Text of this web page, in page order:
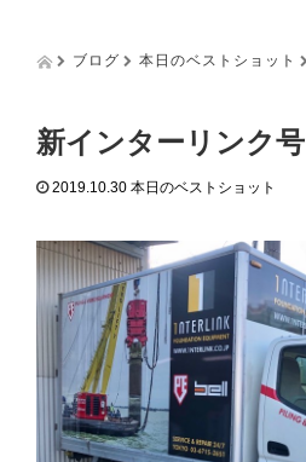
ブログ 本日のベストショット
新インターリンク号
2019.10.30 本日のベストショット